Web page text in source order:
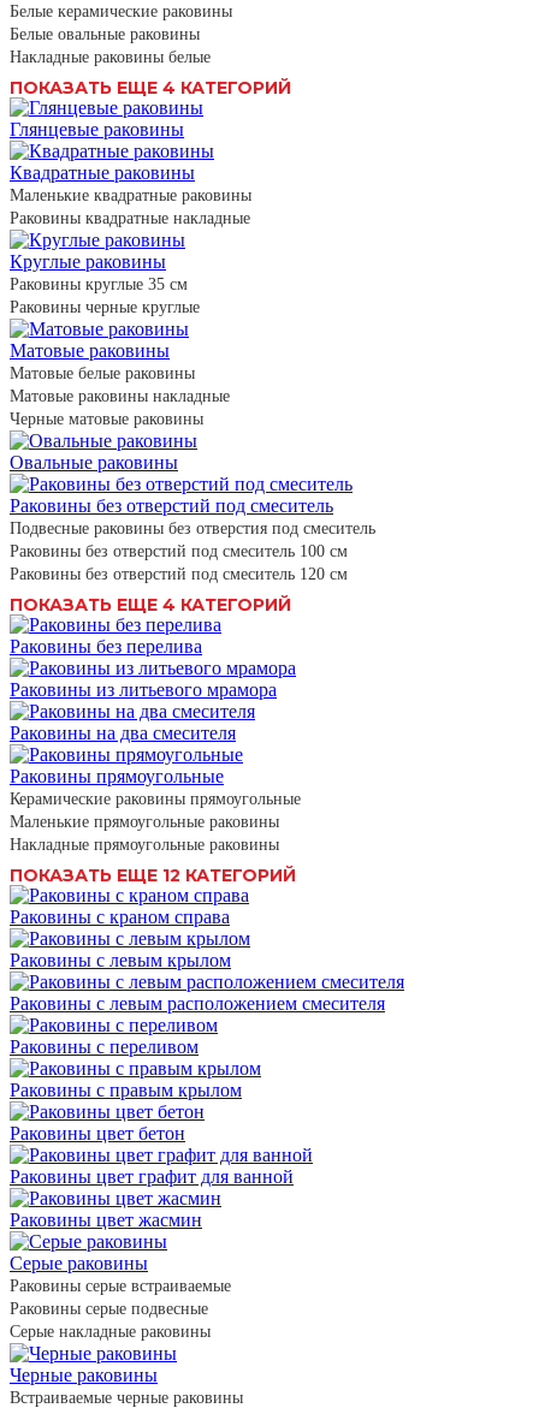
Белые керамические раковины
Белые овальные раковины
Накладные раковины белые
ПОКАЗАТЬ ЕЩЕ 4 КАТЕГОРИЙ
Глянцевые раковины
Квадратные раковины
Маленькие квадратные раковины
Раковины квадратные накладные
Круглые раковины
Раковины круглые 35 см
Раковины черные круглые
Матовые раковины
Матовые белые раковины
Матовые раковины накладные
Черные матовые раковины
Овальные раковины
Раковины без отверстий под смеситель
Подвесные раковины без отверстия под смеситель
Раковины без отверстий под смеситель 100 см
Раковины без отверстий под смеситель 120 см
ПОКАЗАТЬ ЕЩЕ 4 КАТЕГОРИЙ
Раковины без перелива
Раковины из литьевого мрамора
Раковины на два смесителя
Раковины прямоугольные
Керамические раковины прямоугольные
Маленькие прямоугольные раковины
Накладные прямоугольные раковины
ПОКАЗАТЬ ЕЩЕ 12 КАТЕГОРИЙ
Раковины с краном справа
Раковины с левым крылом
Раковины с левым расположением смесителя
Раковины с переливом
Раковины с правым крылом
Раковины цвет бетон
Раковины цвет графит для ванной
Раковины цвет жасмин
Серые раковины
Раковины серые встраиваемые
Раковины серые подвесные
Серые накладные раковины
Черные раковины
Встраиваемые черные раковины